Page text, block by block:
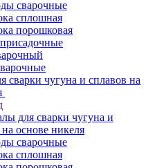
сварочные
сплошная
порошковая
сварки чугуна и сплавов на
для сварки чугуна и
основе никеля
сварочные
сплошная